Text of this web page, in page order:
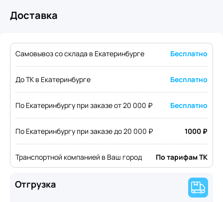
Доставка
Самовывоз со склада в Екатеринбурге Бесплатно
До ТК в Екатеринбурге Бесплатно
По Екатеринбургу при заказе от 20 000 ₽ Бесплатно
По Екатеринбургу при заказе до 20 000 ₽ 1000 ₽
Транспортной компанией в Ваш город По тарифам ТК
Отгрузка